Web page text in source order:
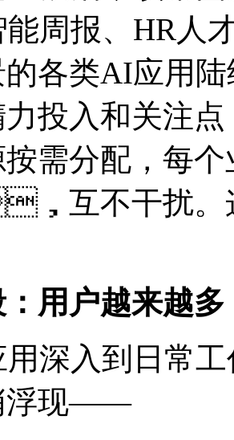
周报、HR
各类AI应用
投入和关注点
需分配，每
互不干扰。这
：用户越来越多
深入到日常工
浮现——